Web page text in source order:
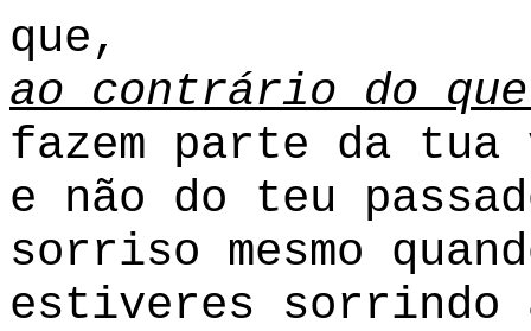
que,
ao contrário do
fazem parte da tua
e não do teu
sorriso mesmo
estiveres